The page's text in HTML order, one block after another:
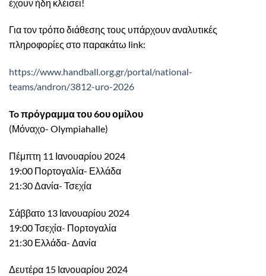
έχουν ήδη κλέισει!
Για τον τρόπο διάθεσης τους υπάρχουν αναλυτικές
πληροφορίες στο παρακάτω link:
https://www.handball.org.gr/portal/national-
teams/andron/3812-uro-2026
To πρόγραμμα του 6ου ομίλου
(Μόναχο- Olympiahalle)
Πέμπτη 11 Ιανουαρίου 2024
19:00 Πορτογαλία- Ελλάδα
21:30 Δανία- Τσεχία
Σάββατο 13 Ιανουαρίου 2024
19:00 Τσεχία- Πορτογαλία
21:30 Ελλάδα- Δανία
Δευτέρα 15 Ιανουαρίου 2024